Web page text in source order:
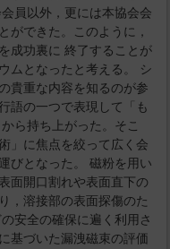
員以外，更には本協会会
ができた。このように，
成功裏に 終了することが
ムとなったと考える。 シ
貴重な内容を知るのが参
語の一つで表現して「も
ら持ち上がった。そこ
」に焦点を絞って広く会
びとなった。 磁粉を用い
面開口割れや表面直下の
，溶接部の表面探傷のた
安全の確保に遍く利用さ
基づいた漏洩磁束の評価